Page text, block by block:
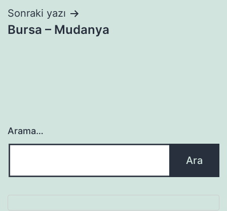
Sonraki yazı
Bursa – Mudanya
Arama…